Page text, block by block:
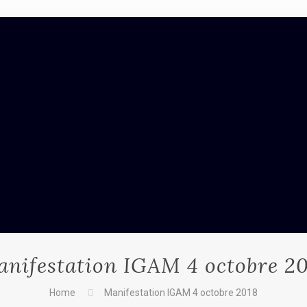
IGAM 4 octobre
Home Manifestation IGAM 4 octobre 2018